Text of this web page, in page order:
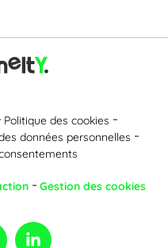
Politique des cookies
données personnelles
Gestion des cookies